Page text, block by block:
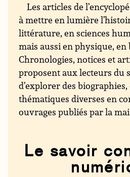
Les articles de
à mettre en lumière
littérature, en sciences
mais aussi en physique, en
Chronologies, notices et
proposent aux lecteurs du
d’explorer des
thématiques diverses en
ouvrages publiés par la
Le savoir